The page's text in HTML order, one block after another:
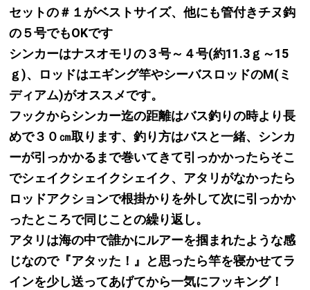
セットの＃１がベストサイズ、他にも管付きチヌ鈎
の５号でもOKです
シンカーはナスオモリの３号～４号(約11.3ｇ～15
ｇ)、ロッドはエギング竿やシーバスロッドのM(ミ
ディアム)がオススメです。
フックからシンカー迄の距離はバス釣りの時より長
めで３０㎝取ります、釣り方はバスと一緒、シンカ
ーが引っかかるまで巻いてきて引っかかったらそこ
でシェイクシェイクシェイク、アタリがなかったら
ロッドアクションで根掛かりを外して次に引っかか
ったところで同じことの繰り返し。
アタリは海の中で誰かにルアーを掴まれたような感
じなので『アタッた！』と思ったら竿を寝かせてラ
インを少し送ってあげてから一気にフッキング！